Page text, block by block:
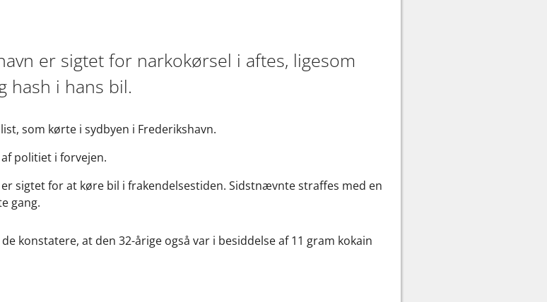
er sigtet for narkokørsel i aftes, ligesom
hash i hans bil.
som kørte i sydbyen i Frederikshavn.
politiet i forvejen.
sigtet for at køre bil i frakendelsestiden. Sidstnævnte straffes med en
gang.
konstatere, at den 32-årige også var i besiddelse af 11 gram kokain